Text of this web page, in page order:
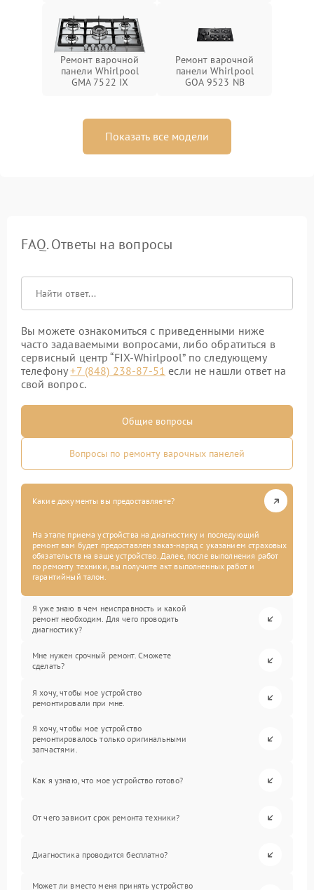
Ремонт варочной
панели Whirlpool
GMA 7522 IX
Ремонт варочной
панели Whirlpool
GOA 9523 NB
Показать все модели
FAQ. Ответы на вопросы
Вы можете ознакомиться с приведенными ниже
часто задаваемыми вопросами, либо обратиться в
сервисный центр “FIX-Whirlpool” по следующему
телефону+7 (848) 238-87-51 если не нашли ответ на
свой вопрос.
Общие вопросы
Вопросы по ремонту варочных панелей
Какие документы вы предоставляете?
На этапе приема устройства на диагностику и последующий
ремонт вам будет предоставлен заказ-наряд с указанием страховых
обязательств на ваше устройство. Далее, после выполнения работ
по ремонту техники, вы получите акт выполненных работ и
гарантийный талон.
Я уже знаю в чем неисправность и какой
ремонт необходим. Для чего проводить
диагностику?
Мне нужен срочный ремонт. Сможете
сделать?
Я хочу, чтобы мое устройство
ремонтировали при мне.
Я хочу, чтобы мое устройство
ремонтировалось только оригинальными
запчастями.
Как я узнаю, что мое устройство готово?
От чего зависит срок ремонта техники?
Диагностика проводится бесплатно?
Может ли вместо меня принять устройство